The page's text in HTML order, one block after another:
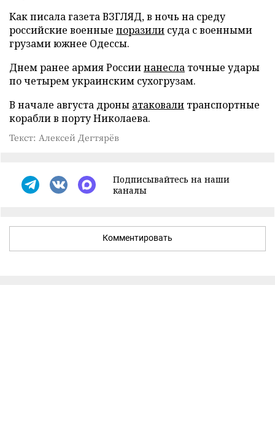
Как писала газета ВЗГЛЯД, в ночь на среду
российские военные поразили суда с военными
грузами южнее Одессы.
Днем ранее армия Россиинанесла точные удары
по четырем украинским сухогрузам.
В начале августа дроны атаковали транспортные
корабли в порту Николаева.
Текст: Алексей Дегтярёв
Подписывайтесь на наши
каналы
Комментировать